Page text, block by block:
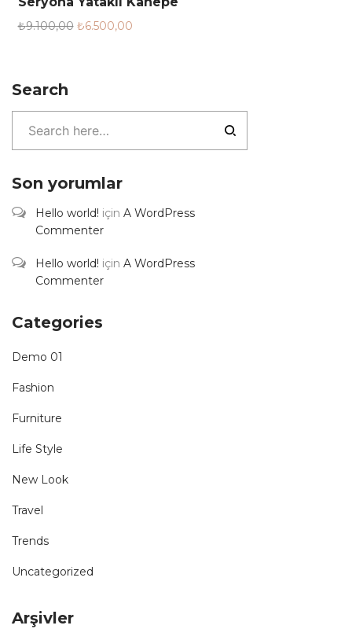
28.6%
₺9.100,00 ₺6.500,00
Search
Son yorumlar
Hello world! için A WordPress
Commenter
Hello world! için A WordPress
Commenter
Categories
Demo 01
Fashion
Furniture
Life Style
New Look
Travel
Trends
Uncategorized
Arşivler